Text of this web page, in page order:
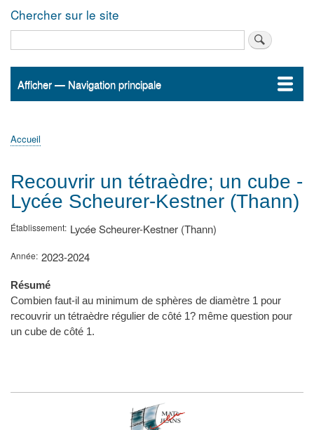
Chercher sur le site
Navigation
Afficher — Navigation principale
Accueil
ActualitésMATh.en.JEANS ?
Régions et Ateliers
Créer, gérer un atelier
Sujets/Publications
Congrès
d'Ariane
Accueil
Recouvrir un tétraèdre; un cube -
Lycée Scheurer-Kestner (Thann)
Établissement Lycée Scheurer-Kestner (Thann)
Année 2023-2024
Résumé
Combien faut-il au minimum de sphères de diamètre 1 pour
recouvrir un tétraèdre régulier de côté 1? même question pour
un cube de côté 1.